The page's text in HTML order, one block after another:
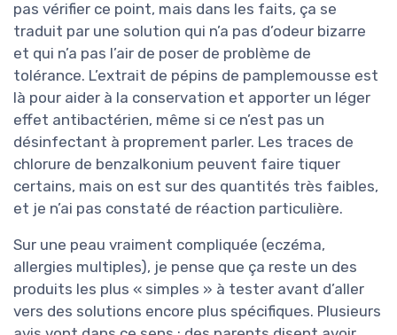
pas vérifier ce point, mais dans les faits, ça se
traduit par une solution qui n’a pas d’odeur bizarre
et qui n’a pas l’air de poser de problème de
tolérance. L’extrait de pépins de pamplemousse est
là pour aider à la conservation et apporter un léger
effet antibactérien, même si ce n’est pas un
désinfectant à proprement parler. Les traces de
chlorure de benzalkonium peuvent faire tiquer
certains, mais on est sur des quantités très faibles,
et je n’ai pas constaté de réaction particulière.
Sur une peau vraiment compliquée (eczéma,
allergies multiples), je pense que ça reste un des
produits les plus « simples » à tester avant d’aller
vers des solutions encore plus spécifiques. Plusieurs